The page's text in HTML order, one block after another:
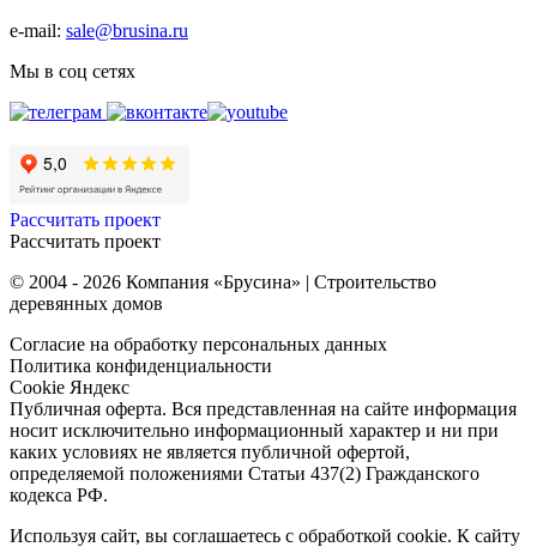
e-mail: sale@brusina.ru
Мы в соц сетях
Рассчитать проект
Рассчитать проект
© 2004 - 2026 Компания «Брусина» | Строительство
деревянных домов
Согласие на обработку персональных данных
Политика конфиденциальности
Cookie Яндекс
Публичная оферта. Вся представленная на сайте информация
носит исключительно информационный характер и ни при
каких условиях не является публичной офертой,
определяемой положениями Статьи 437(2) Гражданского
кодекса РФ.
Используя сайт, вы соглашаетесь с обработкой cookie. К сайту